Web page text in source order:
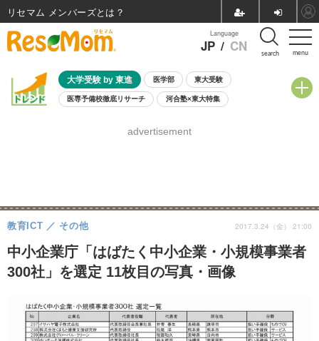
menu
Language
JP / CN search
大学受験 by 東進 医学部 東大受験
医専予備校徹底リサーチ 河合塾×東大特集
8月開催学校説明会・相談会
advertisement
中小企業庁「はばたく中小企業・小規模事業者
300社」を選定 11枚目の写真・画像
教育ICT その他 2017.3.24（金） 21:00
リセマム メンバーズ